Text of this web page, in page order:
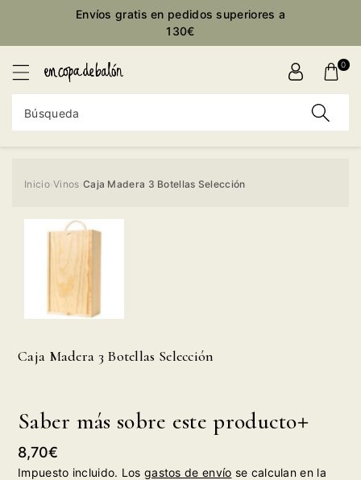
Envíos gratis en pedidos superiores a
130€
Búsqueda
0
Inicio›Vinos Caja Madera 3 Botellas Selección
Caja Madera 3 Botellas Selección
Saber más sobre este producto
Precio
habitual
8,70€
Impuesto incluido. Los gastos de envío se calculan en la